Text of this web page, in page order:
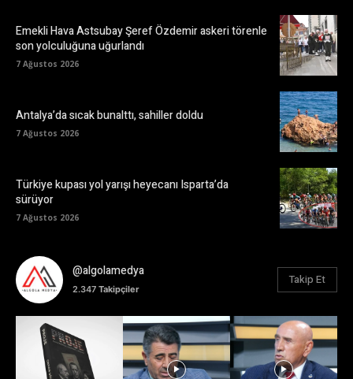
Emekli Hava Astsubay Şeref Özdemir askeri törenle
son yolculuğuna uğurlandı
7 Ağustos 2026
Antalya’da sıcak bunalttı, sahiller doldu
7 Ağustos 2026
Türkiye kupası yol yarışı heyecanı Isparta’da
sürüyor
7 Ağustos 2026
@algolamedya
2.347 Takipçiler
Takip Et